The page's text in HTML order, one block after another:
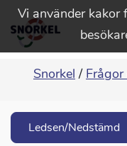
Vi använder kakor
Snorkel /
Ledsen/Nedstämd